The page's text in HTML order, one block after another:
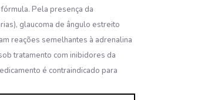
Pela presença da
glaucoma de ângulo estreito
reações semelhantes à adrenalina
tratamento com inibidores da
é contraindicado para